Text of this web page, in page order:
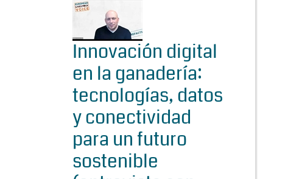
Innovación digital
en la ganadería:
tecnologías, datos
y conectividad
para un futuro
sostenible